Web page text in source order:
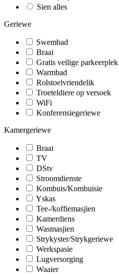
Sien alles
Geriewe
Swembad
Braai
Gratis veilige parkeerplek
Warmbad
Rolstoelvriendelik
Troeteldiere op versoek
WiFi
Konferensiegeriewe
Kamergeriewe
Braai
TV
DStv
Stroomdienste
Kombuis/Kombuisie
Yskas
Tee-/koffiemasjien
Kamerdiens
Wasmasjien
Strykyster/Strykgeriewe
Werkspasie
Lugversorging
Waaier